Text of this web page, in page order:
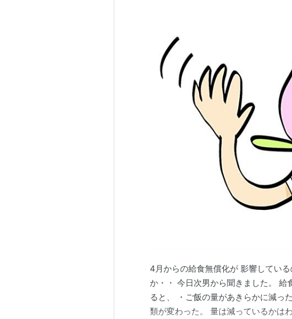
4月からの給食無償化が 影響してい
か・・ 今日次男から聞きました。 給
ると、 ・ご飯の量があきらかに減っ
類が変わった。 量は減っているかは